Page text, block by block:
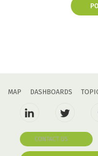
MAP DASHBOARDS
CONTACT US